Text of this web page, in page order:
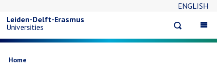
naar
ENGLISH
search
Leiden-Delft-Erasmus
Universities
Kruimelpad
Home